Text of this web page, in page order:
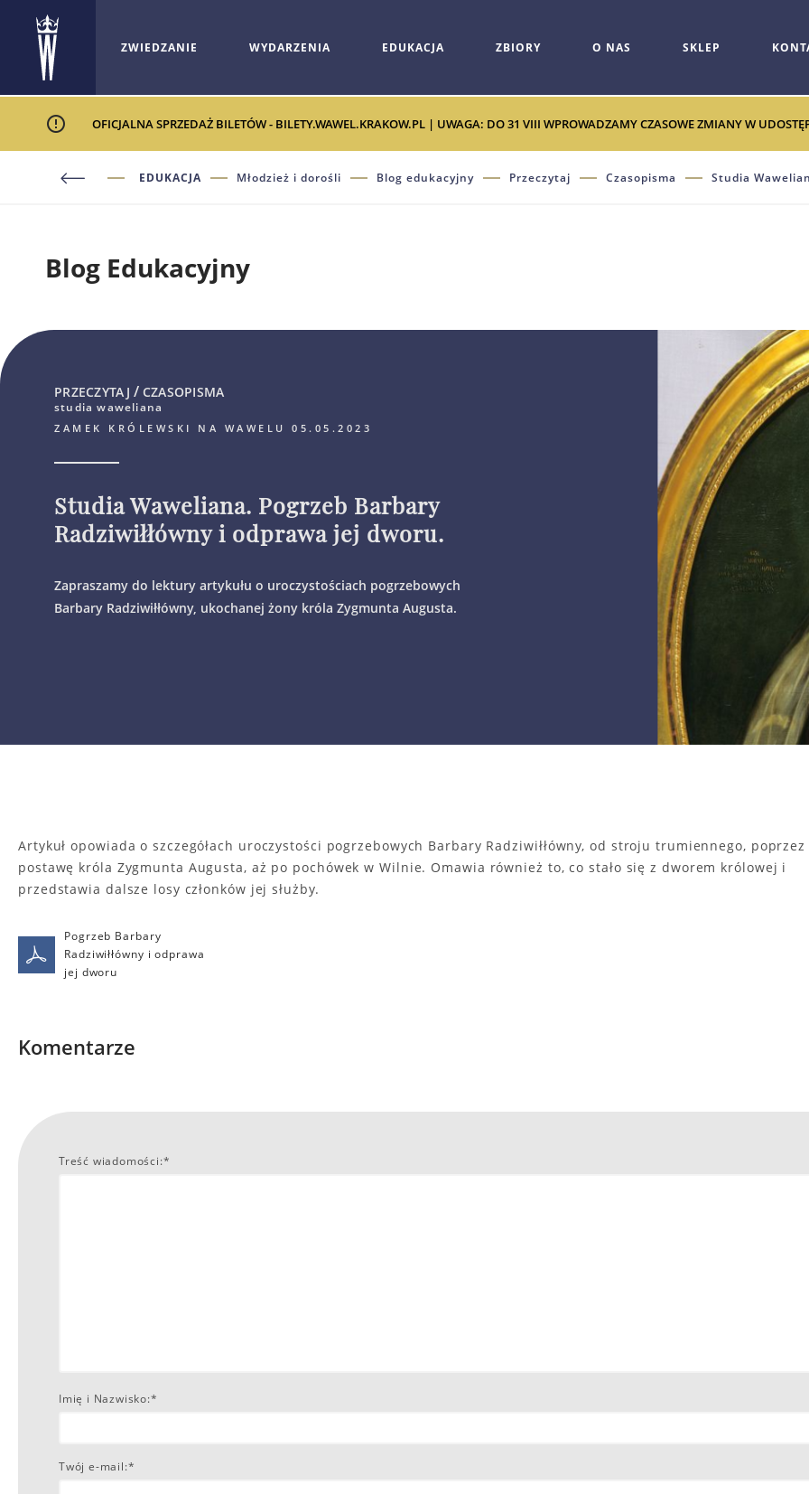
ZWIEDZANIE WYDARZENIA EDUKACJA ZBIORY O NAS SKLEP
OFICJALNA SPRZEDAŻ BILETÓW - BILETY.WAWEL.KRAKOW.PL | UWAGA: DO 31 VIII WPROWADZAMY CZASOWE ZMIANY W
EDUKACJA Młodzież i dorośli Blog edukacyjny Przeczytaj Czasopisma Studia
Blog Edukacyjny
PRZECZYTAJ / CZASOPISMA
studia waweliana
ZAMEK KRÓLEWSKI NA WAWELU 05.05.2023
Studia Waweliana. Pogrzeb Barbary
Radziwiłłówny i odprawa jej dworu.
Zapraszamy do lektury artykułu o uroczystościach pogrzebowych
Barbary Radziwiłłówny, ukochanej żony króla Zygmunta Augusta.
Artykuł opowiada o szczegółach uroczystości pogrzebowych Barbary Radziwiłłówny, od stroju trumiennego, poprzez
postawę króla Zygmunta Augusta, aż po pochówek w Wilnie. Omawia również to, co stało się z dworem królowej i
przedstawia dalsze losy członków jej służby.
Pogrzeb Barbary
Radziwiłłówny i odprawa
jej dworu
Komentarze
Treść wiadomości:*
Imię i Nazwisko:*
Twój e-mail:*